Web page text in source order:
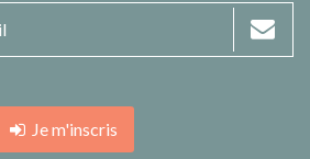
Je m'inscris